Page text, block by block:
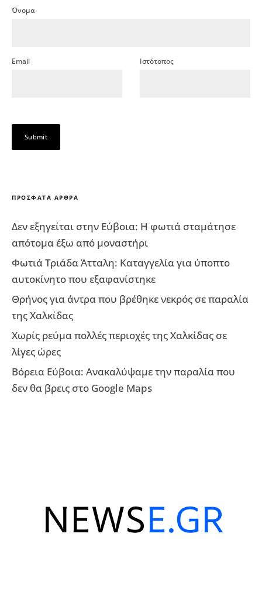
Όνομα
Email Ιστότοπος
ΠΡΌΣΦΑΤΑ ΆΡΘΡΑ
Δεν εξηγείται στην Εύβοια: Η φωτιά σταμάτησε
απότομα έξω από μοναστήρι
Φωτιά Τριάδα Άτταλη: Καταγγελία για ύποπτο
αυτοκίνητο που εξαφανίστηκε
Θρήνος για άντρα που βρέθηκε νεκρός σε παραλία
της Χαλκίδας
Χωρίς ρεύμα πολλές περιοχές της Χαλκίδας σε
λίγες ώρες
Βόρεια Εύβοια: Ανακαλύψαμε την παραλία που
δεν θα βρεις στο Google Maps